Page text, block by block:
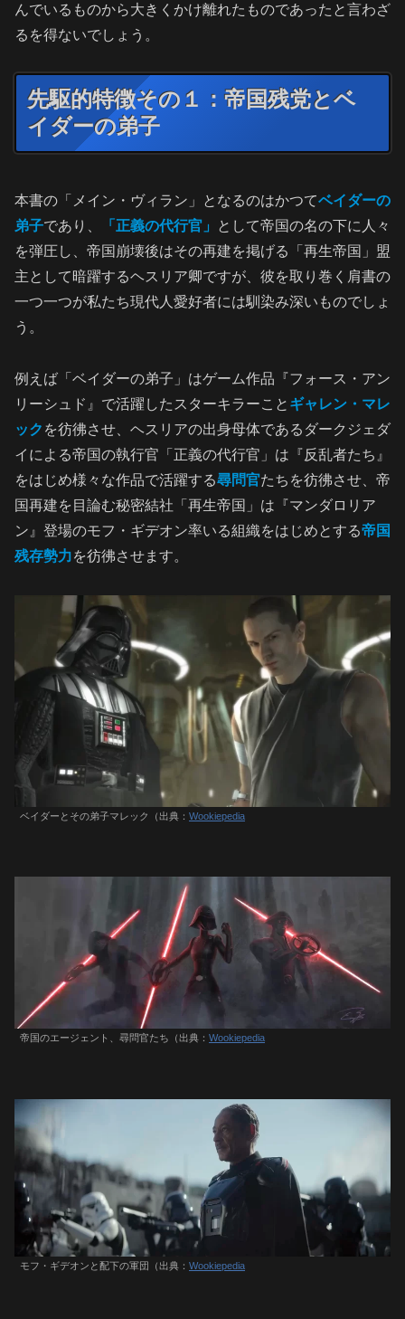
んでいるものから大きくかけ離れたものであったと言わざ
るを得ないでしょう。
先駆的特徴その１：帝国残党とベ
イダーの弟子
本書の「メイン・ヴィラン」となるのはかつてベイダーの
弟子であり、 「正義の代行官」
として帝国の名の下に人々
を弾圧し、帝国崩壊後はその再建を掲げる「再生帝国」盟
主として暗躍するヘスリア卿ですが、彼を取り巻く肩書の
一つ一つが私たち現代人愛好者には馴染み深いものでしょ
う。
例えば「ベイダーの弟子」はゲーム作品『フォース・アン
リーシュド』で活躍したスターキラーこと ギャレン・マレ
ック を彷彿させ、ヘスリアの出身母体であるダークジェダ
イによる帝国の執行官「正義の代行官」は『反乱者たち』
をはじめ様々な作品で活躍する尋問官たちを彷彿させ、帝
国再建を目論む秘密結社「再生帝国」は『マンダロリア
ン』登場のモフ・ギデオン率いる組織をはじめとする帝国
残存勢力を彷彿させます。
ベイダーとその弟子マレック（出典： Wookiepedia
帝国のエージェント、尋問官たち（出典： Wookiepedia
モフ・ギデオンと配下の軍団（出典： Wookiepedia